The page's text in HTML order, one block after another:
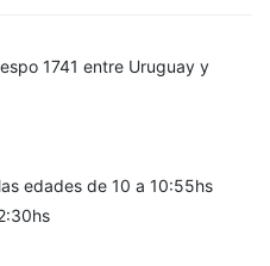
1741 entre Uruguay y
edades de 10 a 10:55hs